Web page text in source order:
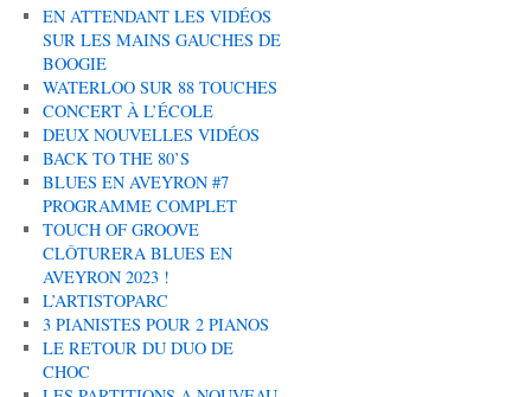
EN ATTENDANT LES VIDÉOS
SUR LES MAINS GAUCHES DE
BOOGIE
WATERLOO SUR 88 TOUCHES
CONCERT À L’ÉCOLE
DEUX NOUVELLES VIDÉOS
BACK TO THE 80’S
BLUES EN AVEYRON #7
PROGRAMME COMPLET
TOUCH OF GROOVE
CLÔTURERA BLUES EN
AVEYRON 2023 !
L’ARTISTOPARC
3 PIANISTES POUR 2 PIANOS
LE RETOUR DU DUO DE
CHOC